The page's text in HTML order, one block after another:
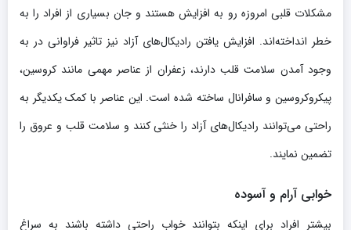
مشکلات قلبی امروزه رو به افزایش هستند و جان بسیاری از افراد را به
خطر انداخته‌اند. افزایش یافتن رادیکال‌های آزاد نیز تاثیر فراوانی در به
وجود آمدن سلامت قلب دارند، زعفران از عناصر مهمی مانند کروسین،
پیکروکروسین و سافرانال ساخته شده است. این عناصر با کمک یکدیگر به
راحتی می‌توانند رادیکال‌های آزاد را خنثی کنند و سلامت قلب و عروق را
تضمین نمایند.
خوابی آرام و آسوده
بیشتر افراد برای اینکه بتوانند خواب راحتی داشته باشند به سراغ